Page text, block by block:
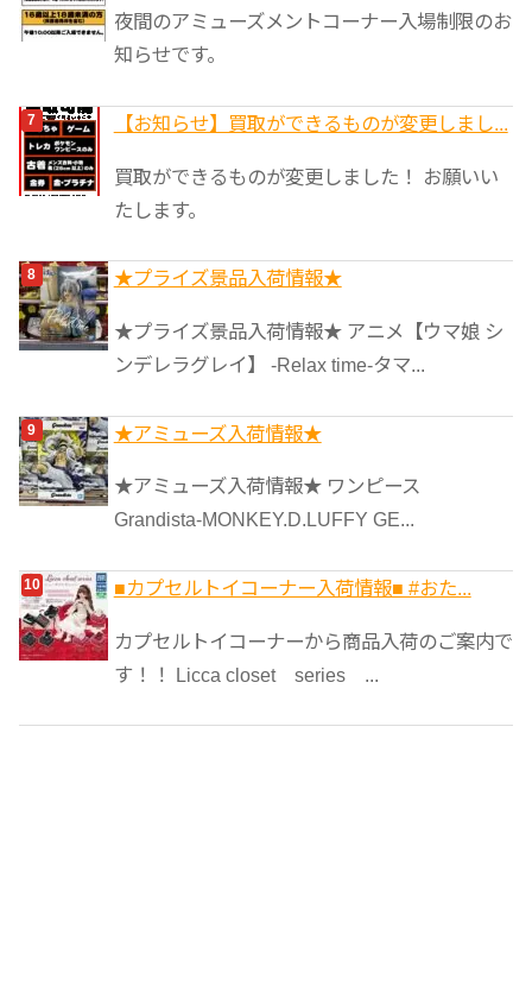
夜間のアミューズメントコーナー入場制限のお
知らせです。
【お知らせ】買取ができるものが変更しまし...
買取ができるものが変更しました！ お願いい
たします。
★プライズ景品入荷情報★
★プライズ景品入荷情報★ アニメ【ウマ娘 シ
ンデレラグレイ】 -Relax time-タマ...
★アミューズ入荷情報★
★アミューズ入荷情報★ ワンピース
Grandista-MONKEY.D.LUFFY GE...
■カプセルトイコーナー入荷情報■ #おた...
カプセルトイコーナーから商品入荷のご案内で
す！！ Licca closet series ...